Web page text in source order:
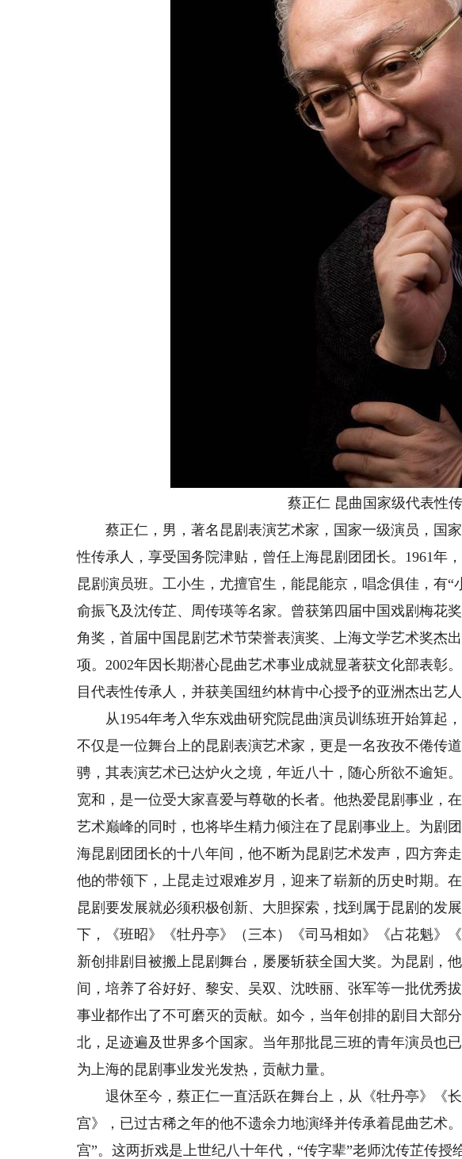
蔡正仁 昆曲国家级代表性
蔡正仁，男，著名昆剧表演艺术家，国家一级演员，国家
性传承人，享受国务院津贴，曾任上海昆剧团团长。1961年
昆剧演员班。工小生，尤擅官生，能昆能京，唱念俱佳，有
俞振飞及沈传芷、周传瑛等名家。曾获第四届中国戏剧梅花
角奖，首届中国昆剧艺术节荣誉表演奖、上海文学艺术奖杰
项。2002年因长期潜心昆曲艺术事业成就显著获文化部表彰
目代表性传承人，并获美国纽约林肯中心授予的亚洲杰出艺人
从1954年考入华东戏曲研究院昆曲演员训练班开始算起，
不仅是一位舞台上的昆剧表演艺术家，更是一名孜孜不倦传
骋，其表演艺术已达炉火之境，年近八十，随心所欲不逾矩
宽和，是一位受大家喜爱与尊敬的长者。他热爱昆剧事业，
艺术巅峰的同时，也将毕生精力倾注在了昆剧事业上。为剧
海昆剧团团长的十八年间，他不断为昆剧艺术发声，四方奔
他的带领下，上昆走过艰难岁月，迎来了崭新的历史时期。
昆剧要发展就必须积极创新、大胆探索，找到属于昆剧的发
下，《班昭》《牡丹亭》（三本）《司马相如》《占花魁》
新创排剧目被搬上昆剧舞台，屡屡斩获全国大奖。为昆剧，
间，培养了谷好好、黎安、吴双、沈昳丽、张军等一批优秀
事业都作出了不可磨灭的贡献。如今，当年创排的剧目大部
北，足迹遍及世界多个国家。当年那批昆三班的青年演员也
为上海的昆剧事业发光发热，贡献力量。
退休至今，蔡正仁一直活跃在舞台上，从《牡丹亭》《长
宫》，已过古稀之年的他不遗余力地演绎并传承着昆曲艺术
宫”。这两折戏是上世纪八十年代，“传字辈”老师沈传芷传授